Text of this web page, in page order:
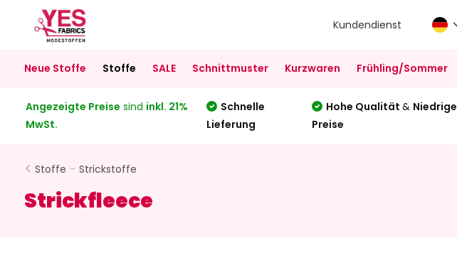
Kundendienst
Neue Stoffe Stoffe SALE Schnittmuster Kurzwaren Frühling/Sommer
Angezeigte Preise sind inkl. 21%
MwSt.
Schnelle
Lieferung
Hohe Qualität& Niedrige
Preise
Stoffe - Strickstoffe
Strickfleece